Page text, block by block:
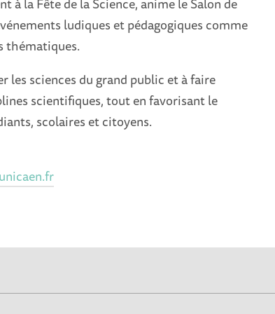
ludiques et pédagogiques comme
thématiques.
les sciences du grand public et à faire
scientifiques, tout en favorisant le
scolaires et citoyens.